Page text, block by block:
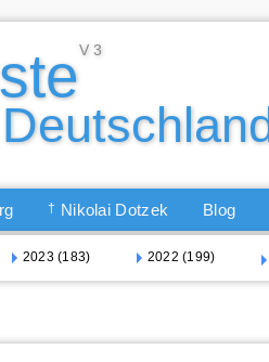
† Nikolai Dotzek Blog
2023 (183) 2022 (199)